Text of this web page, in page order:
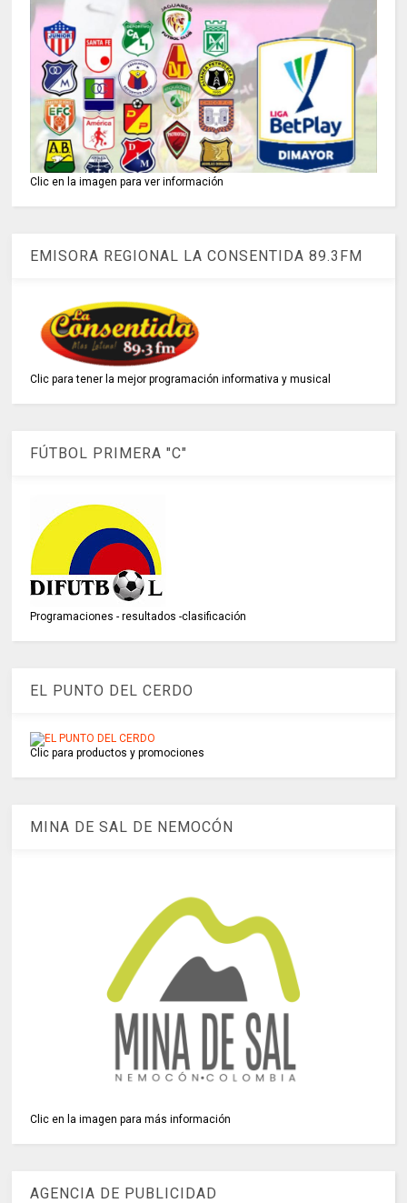
Clic en la imagen para ver información
EMISORA REGIONAL LA CONSENTIDA 89.3FM
Clic para tener la mejor programación informativa y musical
FÚTBOL PRIMERA "C"
Programaciones - resultados -clasificación
EL PUNTO DEL CERDO
Clic para productos y promociones
MINA DE SAL DE NEMOCÓN
Clic en la imagen para más información
AGENCIA DE PUBLICIDAD